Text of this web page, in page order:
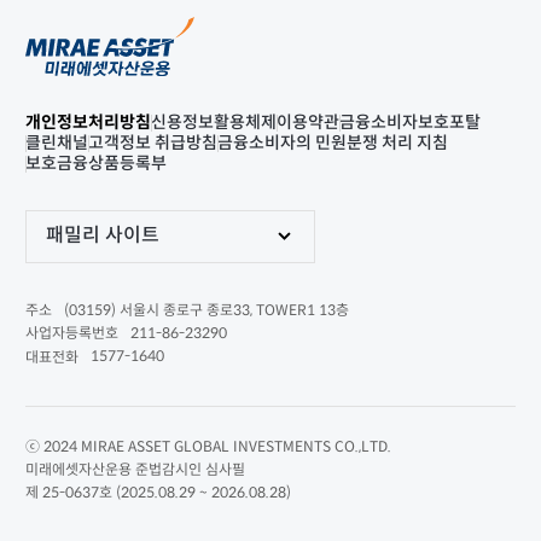
개인정보처리방침신용정보활용체제 이용약관금융소비자보호포탈
클린채널고객정보 취급방침금융소비자의 민원분쟁 처리 지침
보호금융상품등록부
패밀리 사이트
주소
(03159) 서울시 종로구 종로33, TOWER1 13층
사업자등록번호
211-86-23290
대표전화
1577-1640
ⓒ 2024 MIRAE ASSET GLOBAL INVESTMENTS CO.,LTD.
미래에셋자산운용 준법감시인 심사필
제 25-0637호 (2025.08.29 ~ 2026.08.28)